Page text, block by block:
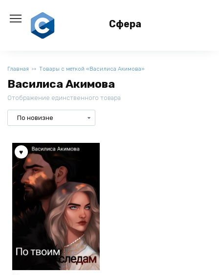
содержанию
Сфера
Главная Товары с меткой «Василиса Акимова»
Василиса Акимова
Отображение единственного товара